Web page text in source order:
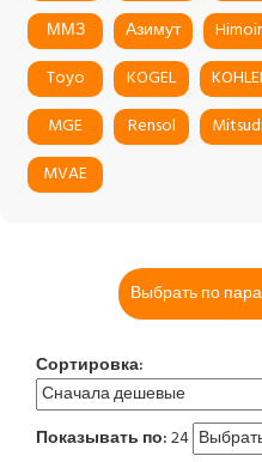
ММЗ
Азимут
Toyo
KOGEL
MGE
Rensol
MVAE
Выбрать по
Сортировка:
Показывать по:24